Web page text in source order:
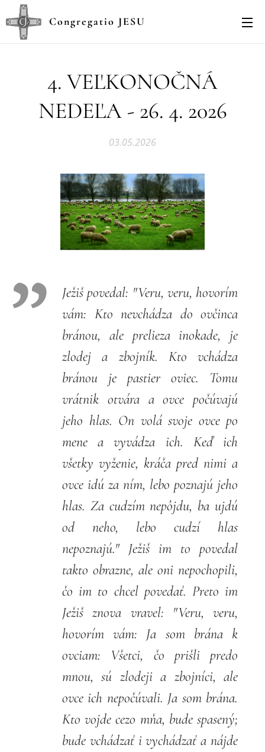
Congregatio JESU
4. VEĽKONOČNÁ
NEDEĽA - 26. 4. 2026
03.05.2026
Ježiš povedal: "Veru, veru, hovorím
vám: Kto nevchádza do ovčinca
bránou, ale prelieza inokade, je
zlodej a zbojník. Kto vchádza
bránou je pastier oviec. Tomu
vrátnik otvára a ovce počúvajú
jeho hlas. On volá svoje ovce po
mene a vyvádza ich. Keď ich
všetky vyženie, kráča pred nimi a
ovce idú za ním, lebo poznajú jeho
hlas. Za cudzím nepôjdu, ba ujdú
od neho, lebo cudzí hlas
nepoznajú." Ježiš im to povedal
takto obrazne, ale oni nepochopili,
čo im to chcel povedať. Preto im
Ježiš znova vravel: "Veru, veru,
hovorím vám: Ja som brána k
ovciam: Všetci, čo prišli predo
mnou, sú zlodeji a zbojníci, ale
ovce ich nepočúvali. Ja som brána.
Kto vojde cezo mňa, bude spasený;
bude vchádzať i vychádzať a nájde